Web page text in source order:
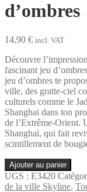
d’ombres
14,90 € incl. VAT
Découvre
fascinant jeu
jeu d’ombres te
ville, des gratte-ciel
culturels comme le
Shanghai dans ton
de l’Extrême-Orient.
Shanghai, qui fait
scintillement de
quantité
de
Shanghai
Ajouter au panier
UGS : E3420
de la ville Skyline,